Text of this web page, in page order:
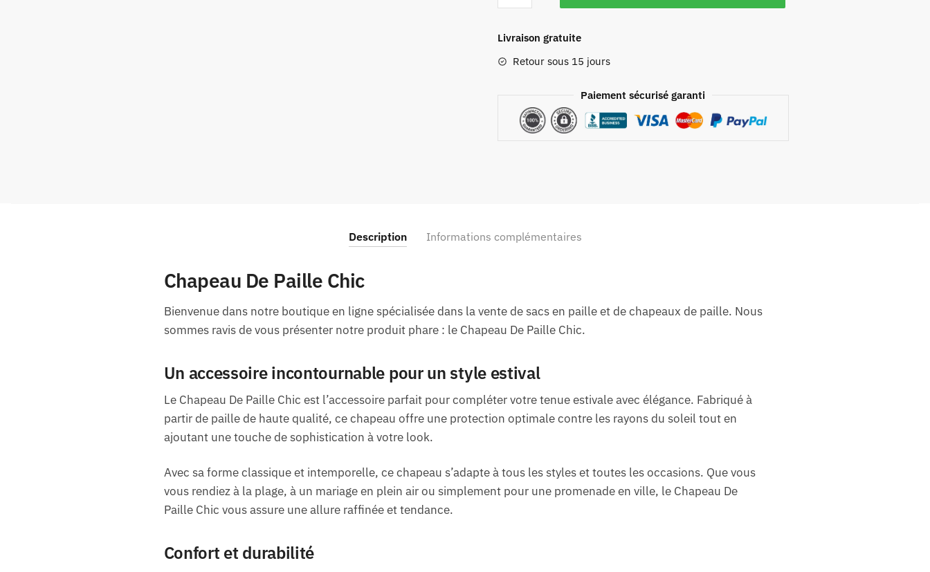
Livraison gratuite
Retour sous 15 jours
Paiement sécurisé garanti
Description Informations complémentaires
Chapeau De Paille Chic
Bienvenue dans notre boutique en ligne spécialisée dans la vente de sacs en paille et de chapeaux de paille. Nous
sommes ravis de vous présenter notre produit phare : le Chapeau De Paille Chic.
Un accessoire incontournable pour un style estival
Le Chapeau De Paille Chic est l’accessoire parfait pour compléter votre tenue estivale avec élégance. Fabriqué à
partir de paille de haute qualité, ce chapeau offre une protection optimale contre les rayons du soleil tout en
ajoutant une touche de sophistication à votre look.
Avec sa forme classique et intemporelle, ce chapeau s’adapte à tous les styles et toutes les occasions. Que vous
vous rendiez à la plage, à un mariage en plein air ou simplement pour une promenade en ville, le Chapeau De
Paille Chic vous assure une allure raffinée et tendance.
Confort et durabilité